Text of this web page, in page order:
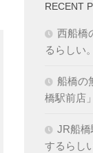
RECENT
西船橋
るらしい。
船橋の
橋駅前店
JR船橋
するらし